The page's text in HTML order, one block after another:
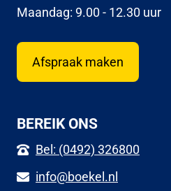
Maandag: 9.00 - 12.30 uur
Afspraak maken
BEREIK ONS
Bel: (0492) 326800
info@boekel.nl